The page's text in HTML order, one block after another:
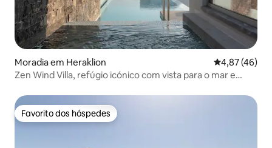
Moradia em Heraklion Classificação
4,87 (46)
Zen Wind Villa, refúgio icónico com vista para o mar e
Favorito dos hóspedes
Favorito dos hóspedes